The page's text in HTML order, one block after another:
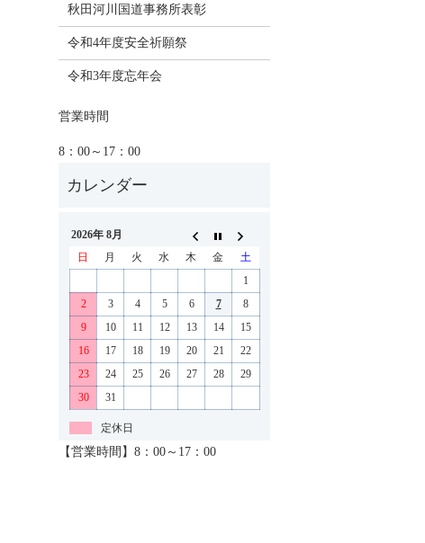
秋田河川国道事務所表彰
令和4年度安全祈願祭
令和3年度忘年会
営業時間
8：00～17：00
2026年 8月
日
月 火 水 木 金
土
1
2
3 4 5 6 7
8
9
10 11 12 13 14
15
16
17 18 19 20 21
22
23
24 25 26 27 28
29
30
31
定休日
【営業時間】8：00～17：00